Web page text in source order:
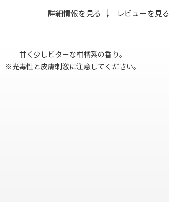
詳細情報を見る レビューを見る
甘く少しビターな柑橘系の香り。
※光毒性と皮膚刺激に注意してください。